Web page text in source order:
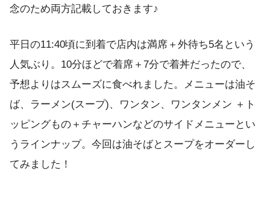
念のため両方記載しておきます♪
平日の11:40頃に到着で店内は満席＋外待ち5名という
人気ぶり。10分ほどで着席＋7分で着丼だったので、
予想よりはスムーズに食べれました。メニューは油そ
ば、ラーメン(スープ)、ワンタン、ワンタンメン ＋ト
ッピングもの＋チャーハンなどのサイドメニューとい
うラインナップ。今回は油そばとスープをオーダーし
てみました！